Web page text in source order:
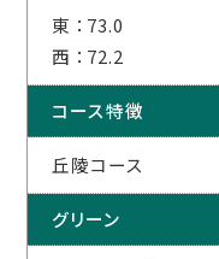
東 ：73.0
西 ：72.2
コース特徴
丘陵コース
グリーン